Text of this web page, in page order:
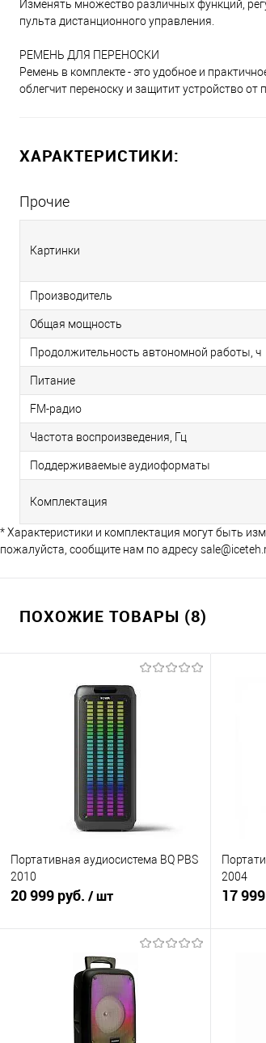
Изменять множество различных функций,
пульта дистанционного управления.
РЕМЕНЬ ДЛЯ ПЕРЕНОСКИ
Ремень в комплекте - это удобное и
облегчит переноску и защитит устройство от
ХАРАКТЕРИСТИКИ:
Прочие
Картинки
Производитель
Общая мощность
Продолжительность автономной работы, ч
Питание
FM-радио
Частота воспроизведения, Гц
Поддерживаемые аудиоформаты
Комплектация
* Характеристики и комплектация могут быть
пожалуйста, сообщите нам по адресу
ПОХОЖИЕ ТОВАРЫ (8)
Портативная аудиосистема BQ PBS
2010
20 999 руб. / шт
В корзину
Купить в 1 клик
К сравнению
В избранное
2004
17
В